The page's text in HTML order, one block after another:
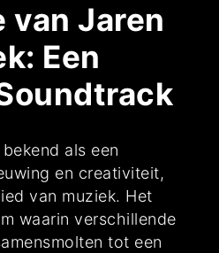
van Jaren
Een
als een
en creativiteit,
van muziek. Het
waarin verschillende
tot een